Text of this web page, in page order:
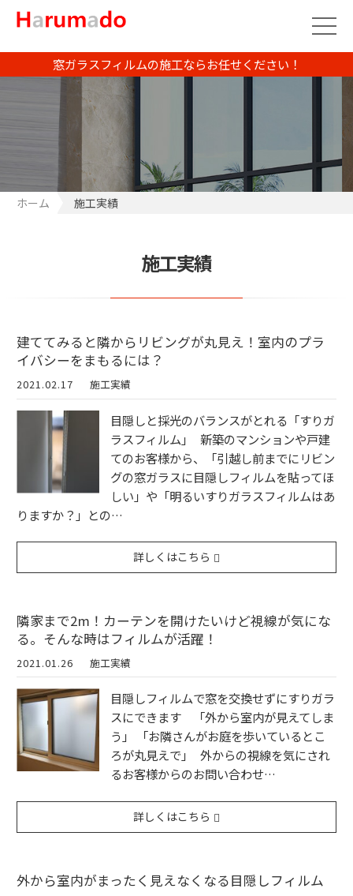
窓ガラスフィルムの施工ならお任せください！
ホーム 施工実績
施工実績
建ててみると隣からリビングが丸見え！室内のプラ
イバシーをまもるには？
2021.02.17 施工実績
目隠しと採光のバランスがとれる「すりガ
ラスフィルム」 新築のマンションや戸建
てのお客様から、「引越し前までにリビン
グの窓ガラスに目隠しフィルムを貼ってほ
しい」や「明るいすりガラスフィルムはあ
りますか？」との…
詳しくはこちら
隣家まで2m！カーテンを開けたいけど視線が気にな
る。そんな時はフィルムが活躍！
2021.01.26 施工実績
目隠しフィルムで窓を交換せずにすりガラ
スにできます 「外から室内が見えてしま
う」 「お隣さんがお庭を歩いているとこ
ろが丸見えで」 外からの視線を気にされ
るお客様からのお問い合わせ…
詳しくはこちら
外から室内がまったく見えなくなる目隠しフィルム